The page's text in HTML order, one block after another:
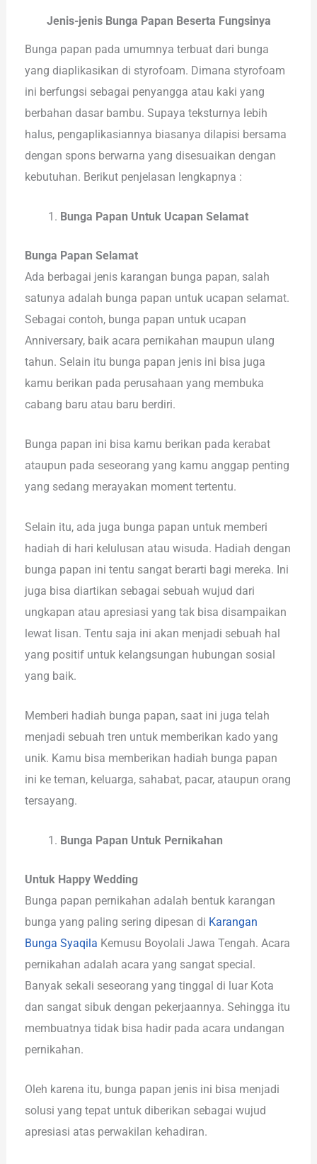
Jenis-jenis Bunga Papan Beserta Fungsinya
Bunga papan pada umumnya terbuat dari bunga
yang diaplikasikan di styrofoam. Dimana styrofoam
ini berfungsi sebagai penyangga atau kaki yang
berbahan dasar bambu. Supaya teksturnya lebih
halus, pengaplikasiannya biasanya dilapisi bersama
dengan spons berwarna yang disesuaikan dengan
kebutuhan. Berikut penjelasan lengkapnya :
Bunga Papan Untuk Ucapan Selamat
Bunga Papan Selamat
Ada berbagai jenis karangan bunga papan, salah
satunya adalah bunga papan untuk ucapan selamat.
Sebagai contoh, bunga papan untuk ucapan
Anniversary, baik acara pernikahan maupun ulang
tahun. Selain itu bunga papan jenis ini bisa juga
kamu berikan pada perusahaan yang membuka
cabang baru atau baru berdiri.
Bunga papan ini bisa kamu berikan pada kerabat
ataupun pada seseorang yang kamu anggap penting
yang sedang merayakan moment tertentu.
Selain itu, ada juga bunga papan untuk memberi
hadiah di hari kelulusan atau wisuda. Hadiah dengan
bunga papan ini tentu sangat berarti bagi mereka. Ini
juga bisa diartikan sebagai sebuah wujud dari
ungkapan atau apresiasi yang tak bisa disampaikan
lewat lisan. Tentu saja ini akan menjadi sebuah hal
yang positif untuk kelangsungan hubungan sosial
yang baik.
Memberi hadiah bunga papan, saat ini juga telah
menjadi sebuah tren untuk memberikan kado yang
unik. Kamu bisa memberikan hadiah bunga papan
ini ke teman, keluarga, sahabat, pacar, ataupun orang
tersayang.
Bunga Papan Untuk Pernikahan
Untuk Happy Wedding
Bunga papan pernikahan adalah bentuk karangan
bunga yang paling sering dipesan di Karangan
Bunga Syaqila Kemusu Boyolali Jawa Tengah. Acara
pernikahan adalah acara yang sangat special.
Banyak sekali seseorang yang tinggal di luar Kota
dan sangat sibuk dengan pekerjaannya. Sehingga itu
membuatnya tidak bisa hadir pada acara undangan
pernikahan.
Oleh karena itu, bunga papan jenis ini bisa menjadi
solusi yang tepat untuk diberikan sebagai wujud
apresiasi atas perwakilan kehadiran.